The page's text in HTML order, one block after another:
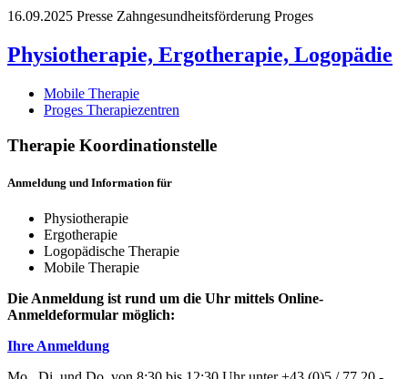
16.09.2025 Presse Zahngesundheitsförderung Proges
Physiotherapie, Ergotherapie, Logopädie
Mobile Therapie
Proges Therapiezentren
Therapie Koordinationstelle
Anmeldung und Information für
Physiotherapie
Ergotherapie
Logopädische Therapie
Mobile Therapie
Die Anmeldung ist rund um die Uhr mittels Online-
Anmeldeformular möglich:
Ihre Anmeldung